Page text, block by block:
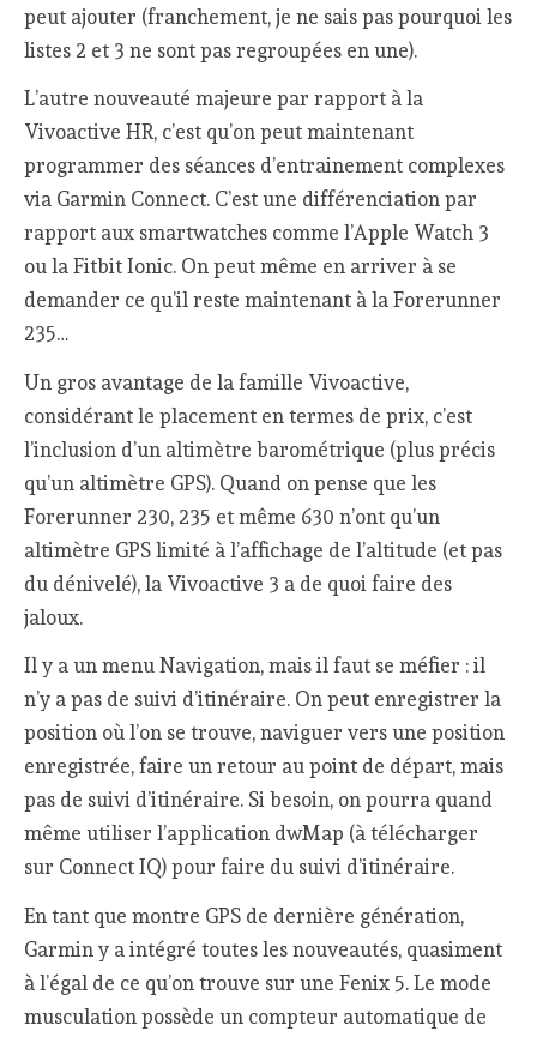
peut ajouter (franchement, je ne sais pas pourquoi les
listes 2 et 3 ne sont pas regroupées en une).
L’autre nouveauté majeure par rapport à la
Vivoactive HR, c’est qu’on peut maintenant
programmer des séances d’entrainement complexes
via Garmin Connect. C’est une différenciation par
rapport aux smartwatches comme l’Apple Watch 3
ou la Fitbit Ionic. On peut même en arriver à se
demander ce qu’il reste maintenant à la Forerunner
235…
Un gros avantage de la famille Vivoactive,
considérant le placement en termes de prix, c’est
l’inclusion d’un altimètre barométrique (plus précis
qu’un altimètre GPS). Quand on pense que les
Forerunner 230, 235 et même 630 n’ont qu’un
altimètre GPS limité à l’affichage de l’altitude (et pas
du dénivelé), la Vivoactive 3 a de quoi faire des
jaloux.
Il y a un menu Navigation, mais il faut se méfier : il
n’y a pas de suivi d’itinéraire. On peut enregistrer la
position où l’on se trouve, naviguer vers une position
enregistrée, faire un retour au point de départ, mais
pas de suivi d’itinéraire. Si besoin, on pourra quand
même utiliser l’application dwMap (à télécharger
sur Connect IQ) pour faire du suivi d’itinéraire.
En tant que montre GPS de dernière génération,
Garmin y a intégré toutes les nouveautés, quasiment
à l’égal de ce qu’on trouve sur une Fenix 5. Le mode
musculation possède un compteur automatique de